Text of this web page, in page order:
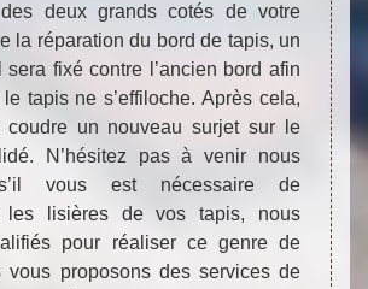
des deux grands cotés de votre
la réparation du bord de tapis, un
sera fixé contre l’ancien bord afin
le tapis ne s’effiloche. Après cela,
coudre un nouveau surjet sur le
N’hésitez pas à venir nous
vous est nécessaire de
les lisières de vos tapis, nous
pour réaliser ce genre de
vous proposons des services de